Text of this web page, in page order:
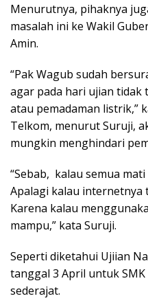
Menurutnya, pihaknya
masalah ini ke Wakil
Amin.
“Pak Wagub sudah
agar pada hari ujian
atau pemadaman listrik,”
Telkom, menurut Suruji,
mungkin menghindari
“Sebab, kalau semua
Apalagi kalau internetnya
Karena kalau
mampu,” kata Suruji.
Seperti diketahui Ujiian
tanggal 3 April untuk
sederajat.